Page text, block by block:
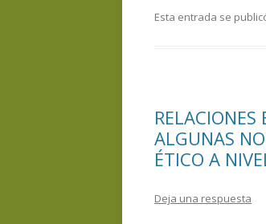
e
k
itt
r
Esta entrada se
RELACIONES
ALGUNAS
ÉTICO A
Deja una respuesta